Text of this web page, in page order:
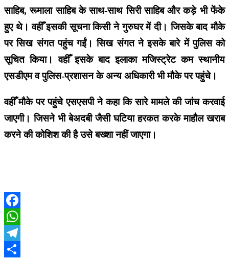
साहिब, रूमाला साहिब के साथ-साथ सिरी साहिब और कड़े भी फेंके
हुए थे। वहीँ इसकी सूचना किसी ने गुरुघर में दी। जिसके बाद मौके
पर सिख संगत पहुंच गईं। सिख संगत ने इसके बारे में पुलिस को
सूचित किया। वहीँ इसके बाद इलाका मजिस्ट्रेट कम स्थानीय
एसडीएम व पुलिस-प्रशासन के अन्य अधिकारी भी मौके पर पहुंचे।
वहीँ मौके पर पहुंचे एसएसपी ने कहा कि सारे मामले की जांच करवाई
जाएगी। जिसने भी बेअदबी जैसी घटिया हरकत करके माहौल खराब
करने की कोशिश की है उसे बख्शा नहीं जाएगा।
Facebook
WhatsApp
Telegram